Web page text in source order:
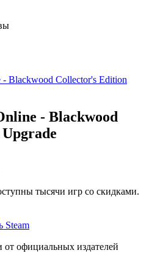
Blackwood Collector's Edition
- Blackwood
тысячи игр со скидками.
Steam
официальных издателей